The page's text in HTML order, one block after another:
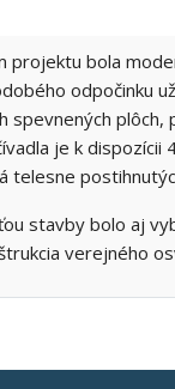
projektu bola
odpočinku
spevnených plôch,
je k dispozícii
telesne
stavby bolo aj
verejného